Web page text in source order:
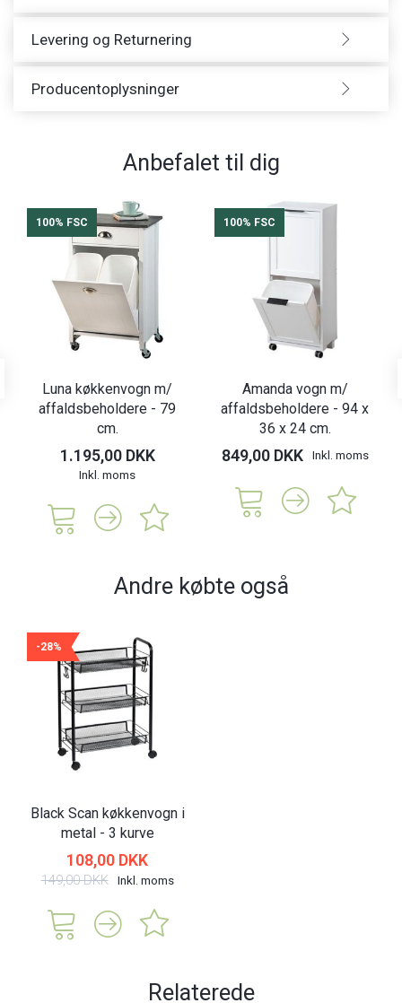
Levering og Returnering
Producentoplysninger
Anbefalet til dig
100% FSC
Luna køkkenvogn m/
affaldsbeholdere - 79
cm.
1.195,00 DKK
Inkl. moms
100% FSC
Amanda vogn m/
affaldsbeholdere - 94 x
36 x 24 cm.
849,00 DKK Inkl. moms
Andre købte også
-28%
Black Scan køkkenvogn i
metal - 3 kurve
108,00 DKK
149,00 DKK Inkl. moms
Relaterede